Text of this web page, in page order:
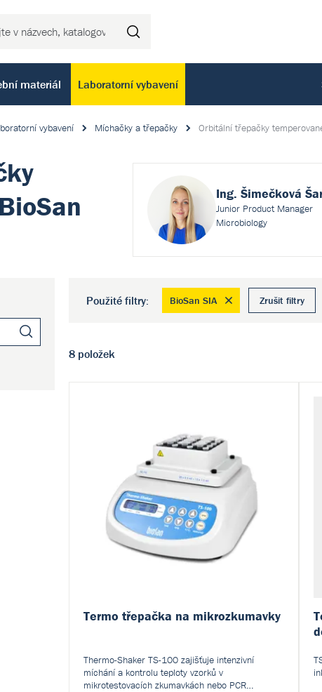
materiál Laboratorní vybavení
vybavení Míchačky a třepačky Orbitální třepačky
Ing. Šimečková
Junior Product Manager
Microbiology
Použité filtry: BioSan SIA Zrušit filtry
8 položek
Termo třepačka na mikrozkumavky
Thermo-Shaker TS-100 zajišťuje intenzivní
míchání a kontrolu teploty vzorků v
mikrotestovacích zkumavkách nebo PCR